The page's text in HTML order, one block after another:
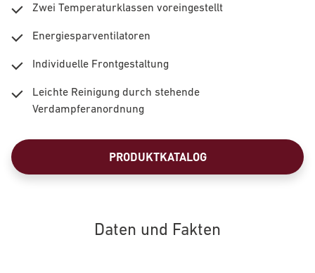
Zwei Temperaturklassen voreingestellt
Energiesparventilatoren
Individuelle Frontgestaltung
Leichte Reinigung durch stehende
Verdampferanordnung
PRODUKTKATALOG
Daten und Fakten